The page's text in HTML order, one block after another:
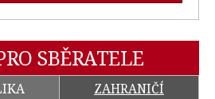
SBĚRATELE
ZAHRANIČÍ